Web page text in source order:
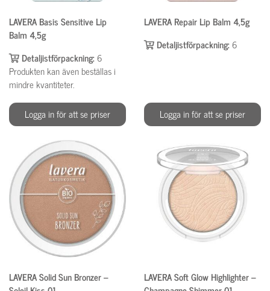
LAVERA Basis Sensitive Lip
Balm 4,5g
Detaljistförpackning:6
Produkten kan även beställas i
mindre kvantiteter.
Logga in för att se priser
LAVERA Repair Lip Balm 4,5g
Detaljistförpackning:6
Logga in för att se priser
LAVERA Solid Sun Bronzer –
LAVERA Soft Glow Highlighter –